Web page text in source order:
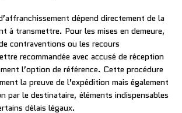
dépend directement de la
à transmettre. Pour les mises en demeure,
contraventions ou les recours
recommandée avec accusé de réception
l’option de référence. Cette procédure
la preuve de l’expédition mais également
par le destinataire, éléments indispensables
délais légaux.